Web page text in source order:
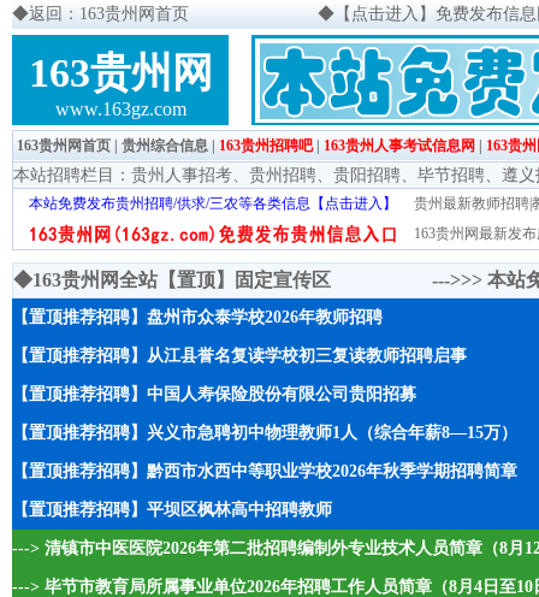
◆返回：163贵州网首页 ◆ 【点击进入】免费发布信
163贵州网
www.163gz.com
163贵州网首页 贵州综合信息 163贵州招聘吧| 163贵州人事考试信息网 163贵
本站招聘栏目： 贵州人事招考、 贵州招聘、 贵阳招聘、 毕节招聘、 遵义
本站免费发布贵州招聘/供求/三农等各类信息【点击进入】
贵州最新教师招聘|
163贵州网最新发
◆163贵州网全站【置顶】固定宣传区 --->>> 本站
【置顶推荐招聘】盘州市众泰学校2026年教师招聘
【置顶推荐招聘】从江县誉名复读学校初三复读教师招聘启事
【置顶推荐招聘】中国人寿保险股份有限公司贵阳招募
【置顶推荐招聘】兴义市急聘初中物理教师1人（综合年薪8—15万）
【置顶推荐招聘】黔西市水西中等职业学校2026年秋季学期招聘简章
【置顶推荐招聘】平坝区枫林高中招聘教师
---> 清镇市中医医院2026年第二批招聘编制外专业技术人员简章（8月
---> 毕节市教育局所属事业单位2026年招聘工作人员简章（8月4日至10